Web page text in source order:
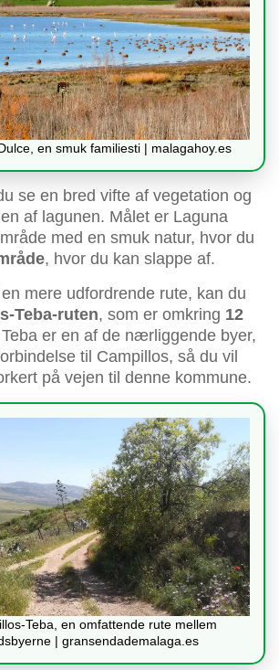
en smuk familiesti | malagahoy.es
se en bred vifte af vegetation og
af lagunen. Målet er Laguna
med en smuk natur, hvor du
, hvor du kan slappe af.
mere udfordrende rute, kan du
Teba-ruten, som er omkring 12
Teba er en af de nærliggende byer,
til Campillos, så du vil
på vejen til denne kommune.
Teba, en omfattende rute mellem
| gransendademalaga.es